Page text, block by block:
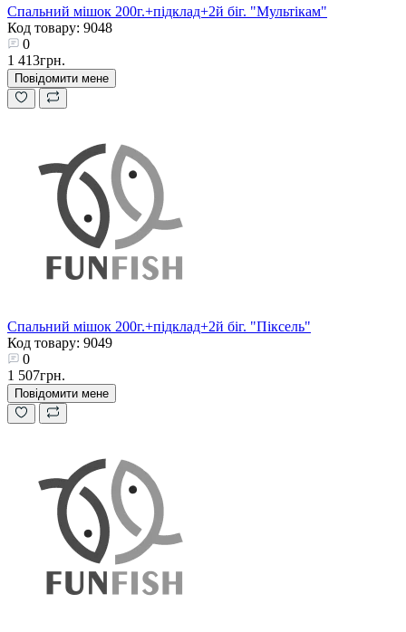
Спальний мішок 200г.+підклад+2й біг. "Мультікам"
Код товару: 9048
0
1 413грн.
Повідомити мене
Спальний мішок 200г.+підклад+2й біг. "Піксель"
Код товару: 9049
0
1 507грн.
Повідомити мене